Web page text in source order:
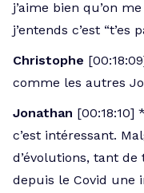
j’aime bien qu’on
j’entends c’est
Christophe
comme les autres
Jonathan [00:18:10]
c’est intéressant.
d’évolutions, tant
depuis le Covid une